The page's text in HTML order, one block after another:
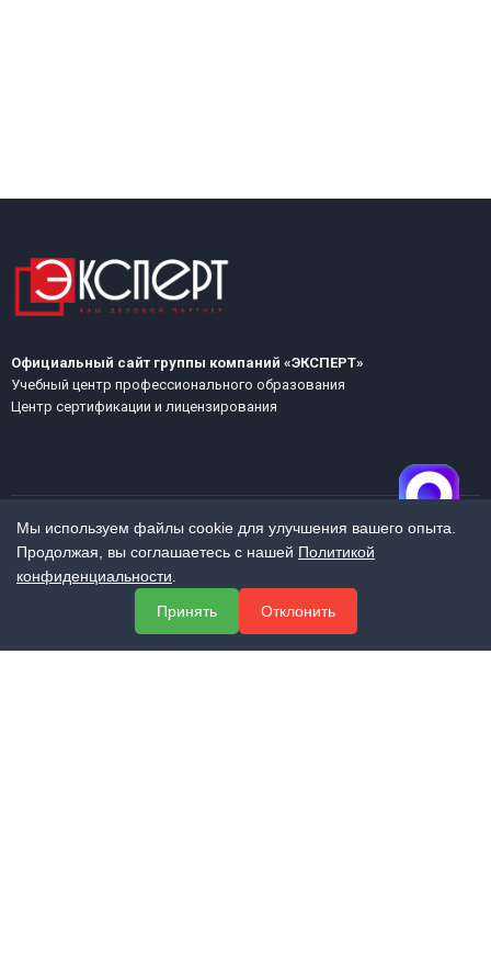
Официальный сайт группы компаний «ЭКСПЕРТ»
Учебный центр профессионального образования
Центр сертификации и лицензирования
МЕНЮ
Мы используем файлы cookie для улучшения вашего опыта.
Продолжая, вы соглашаетесь с нашей Политикой
конфиденциальности
Принять
Отклонить